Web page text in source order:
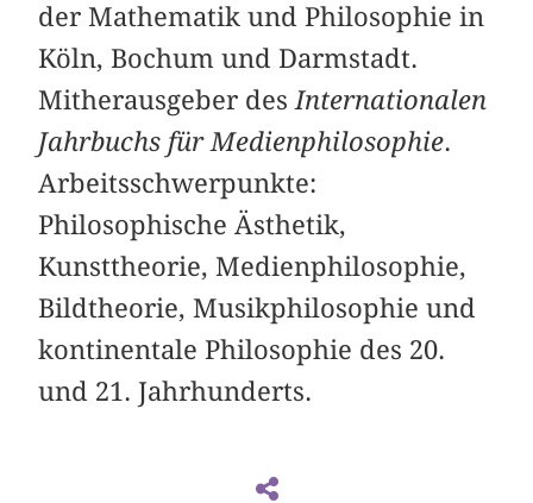
der Mathematik und Philosophie in
Köln, Bochum und Darmstadt.
Mitherausgeber desInternationalen
Jahrbuchs für Medienphilosophie.
Arbeitsschwerpunkte:
Philosophische Ästhetik,
Kunsttheorie, Medienphilosophie,
Bildtheorie, Musikphilosophie und
kontinentale Philosophie des 20.
und 21. Jahrhunderts.